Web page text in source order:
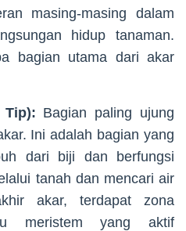
masing-masing dalam
hidup tanaman.
bagian utama dari akar
Bagian paling ujung
Ini adalah bagian yang
dari biji dan berfungsi
tanah dan mencari air
akar, terdapat zona
meristem yang aktif